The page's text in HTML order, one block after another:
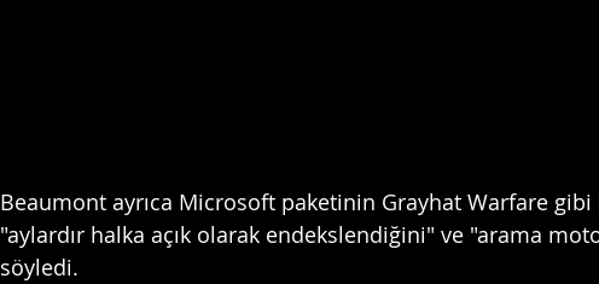
Beaumont ayrıca Microsoft paketinin Grayhat Warfare
"aylardır halka açık olarak endekslendiğini" ve "arama
söyledi.